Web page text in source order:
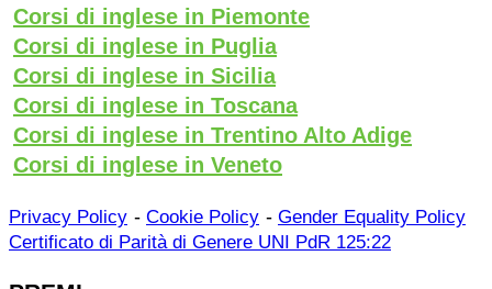
Corsi di inglese in Piemonte
Corsi di inglese in Puglia
Corsi di inglese in Sicilia
Corsi di inglese in Toscana
Corsi di inglese in Trentino Alto Adige
Corsi di inglese in Veneto
Privacy Policy - Cookie Policy - Gender Equality Policy
Certificato di Parità di Genere UNI PdR 125:22